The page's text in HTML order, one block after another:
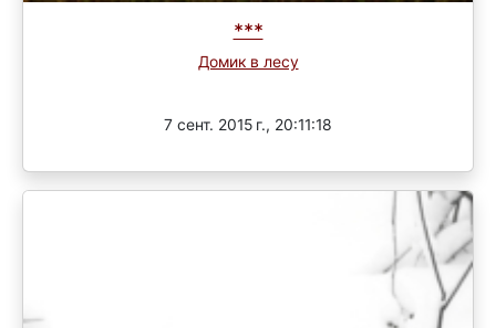
***
Домик в лесу
7 сент. 2015 г., 20:11:18